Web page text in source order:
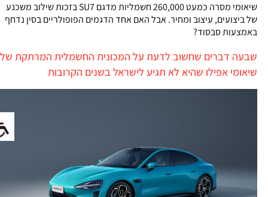
שיאומי מסרה כמעט 260,000 חשמליות מדגם SU7 בזכות שילוב משכנע
של ביצועים, עיצוב ומחיר. אבל האם אחד הדגמים הפופולריים בסין נדחף
באמצעות סבסוד?
שבעה דברים שחשוב לדעת על המכונית החשמלית המרתקת של
שיאומי אפילו שהיא לא תגיע לישראל בשנים הקרובות